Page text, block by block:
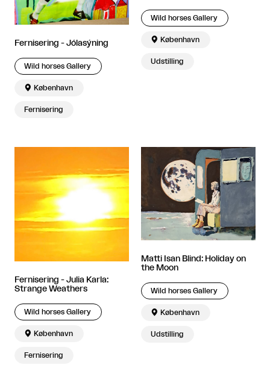
Fernisering - Jólasýning
Wild horses Gallery
 København
Fernisering
Wild horses Gallery
 København
Udstilling
Fernisering - Julia Karla:
Strange Weathers
Wild horses Gallery
 København
Fernisering
Matti Isan Blind: Holiday on
the Moon
Wild horses Gallery
 København
Udstilling